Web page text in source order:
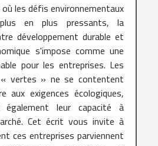
les défis environnementaux
en plus pressants, la
développement durable et
s'impose comme une
pour les entreprises. Les
vertes » ne se contentent
aux exigences écologiques,
également leur capacité à
Cet écrit vous invite à
ces entreprises parviennent